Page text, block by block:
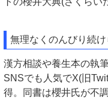
無理なくのんびり続け
漢方相談や養生本の執
SNSでも人気でX(旧
得。同書は櫻井氏が不